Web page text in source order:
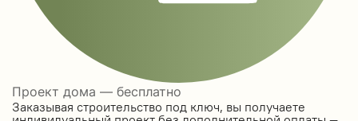
Проект дома — бесплатно
Заказывая строительство под ключ, вы получаете